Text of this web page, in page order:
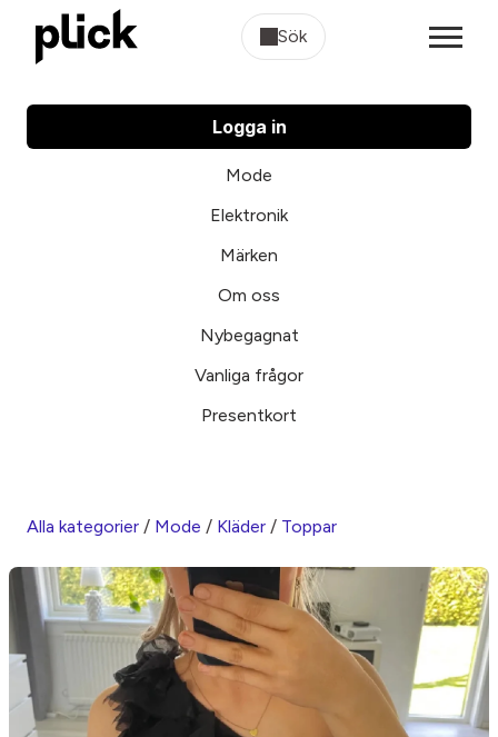
Sök
Logga in
Mode
Elektronik
Märken
Om oss
Nybegagnat
Vanliga frågor
Presentkort
Alla kategorier / Mode / Kläder / Toppar